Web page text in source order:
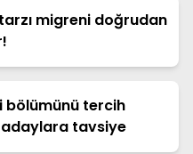
migreni doğrudan
bölümünü tercih
tavsiye